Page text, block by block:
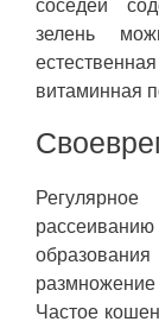
соседей
зелень
витаминная
рассеиванию
Частое